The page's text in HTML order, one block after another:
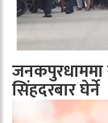
जनकपुरधाममा
सिंहदरबार घेर्ने